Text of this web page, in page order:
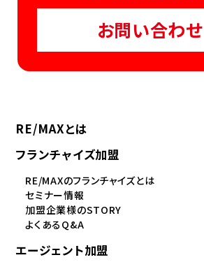
お問い合わせ
RE/MAXとは
フランチャイズ加盟
RE/MAXのフランチャイズとは
セミナー情報
加盟企業様のSTORY
よくあるQ&A
エージェント加盟